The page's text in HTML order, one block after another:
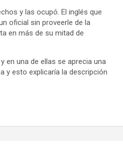
y las ocupó. El inglés que
oficial sin proveerle de la
en más de su mitad de
en una de ellas se aprecia una
y esto explicaría la descripción